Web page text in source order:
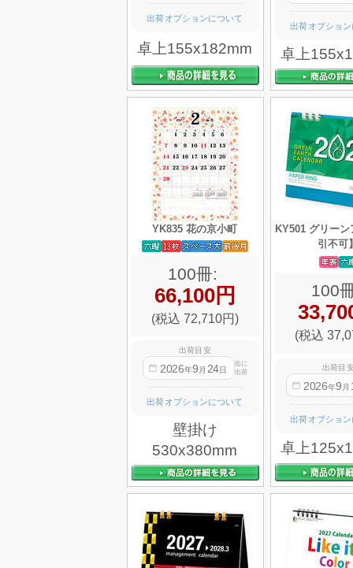
出荷オプションについて
卓上155x182mm
出荷オプショ
卓上
YK835 花の京小町
100冊:
66,100円
(税込 72,710円)
出荷目安
2026年9 月 24日
迄に
出荷
出荷オプションについて
壁掛け
530x380mm
KY501 グリー
引不可
100
(税込
出荷目
2026年9 月
出荷オプショ
卓上